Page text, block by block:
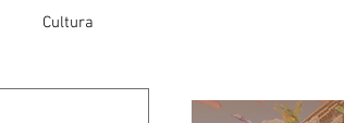
Cultura